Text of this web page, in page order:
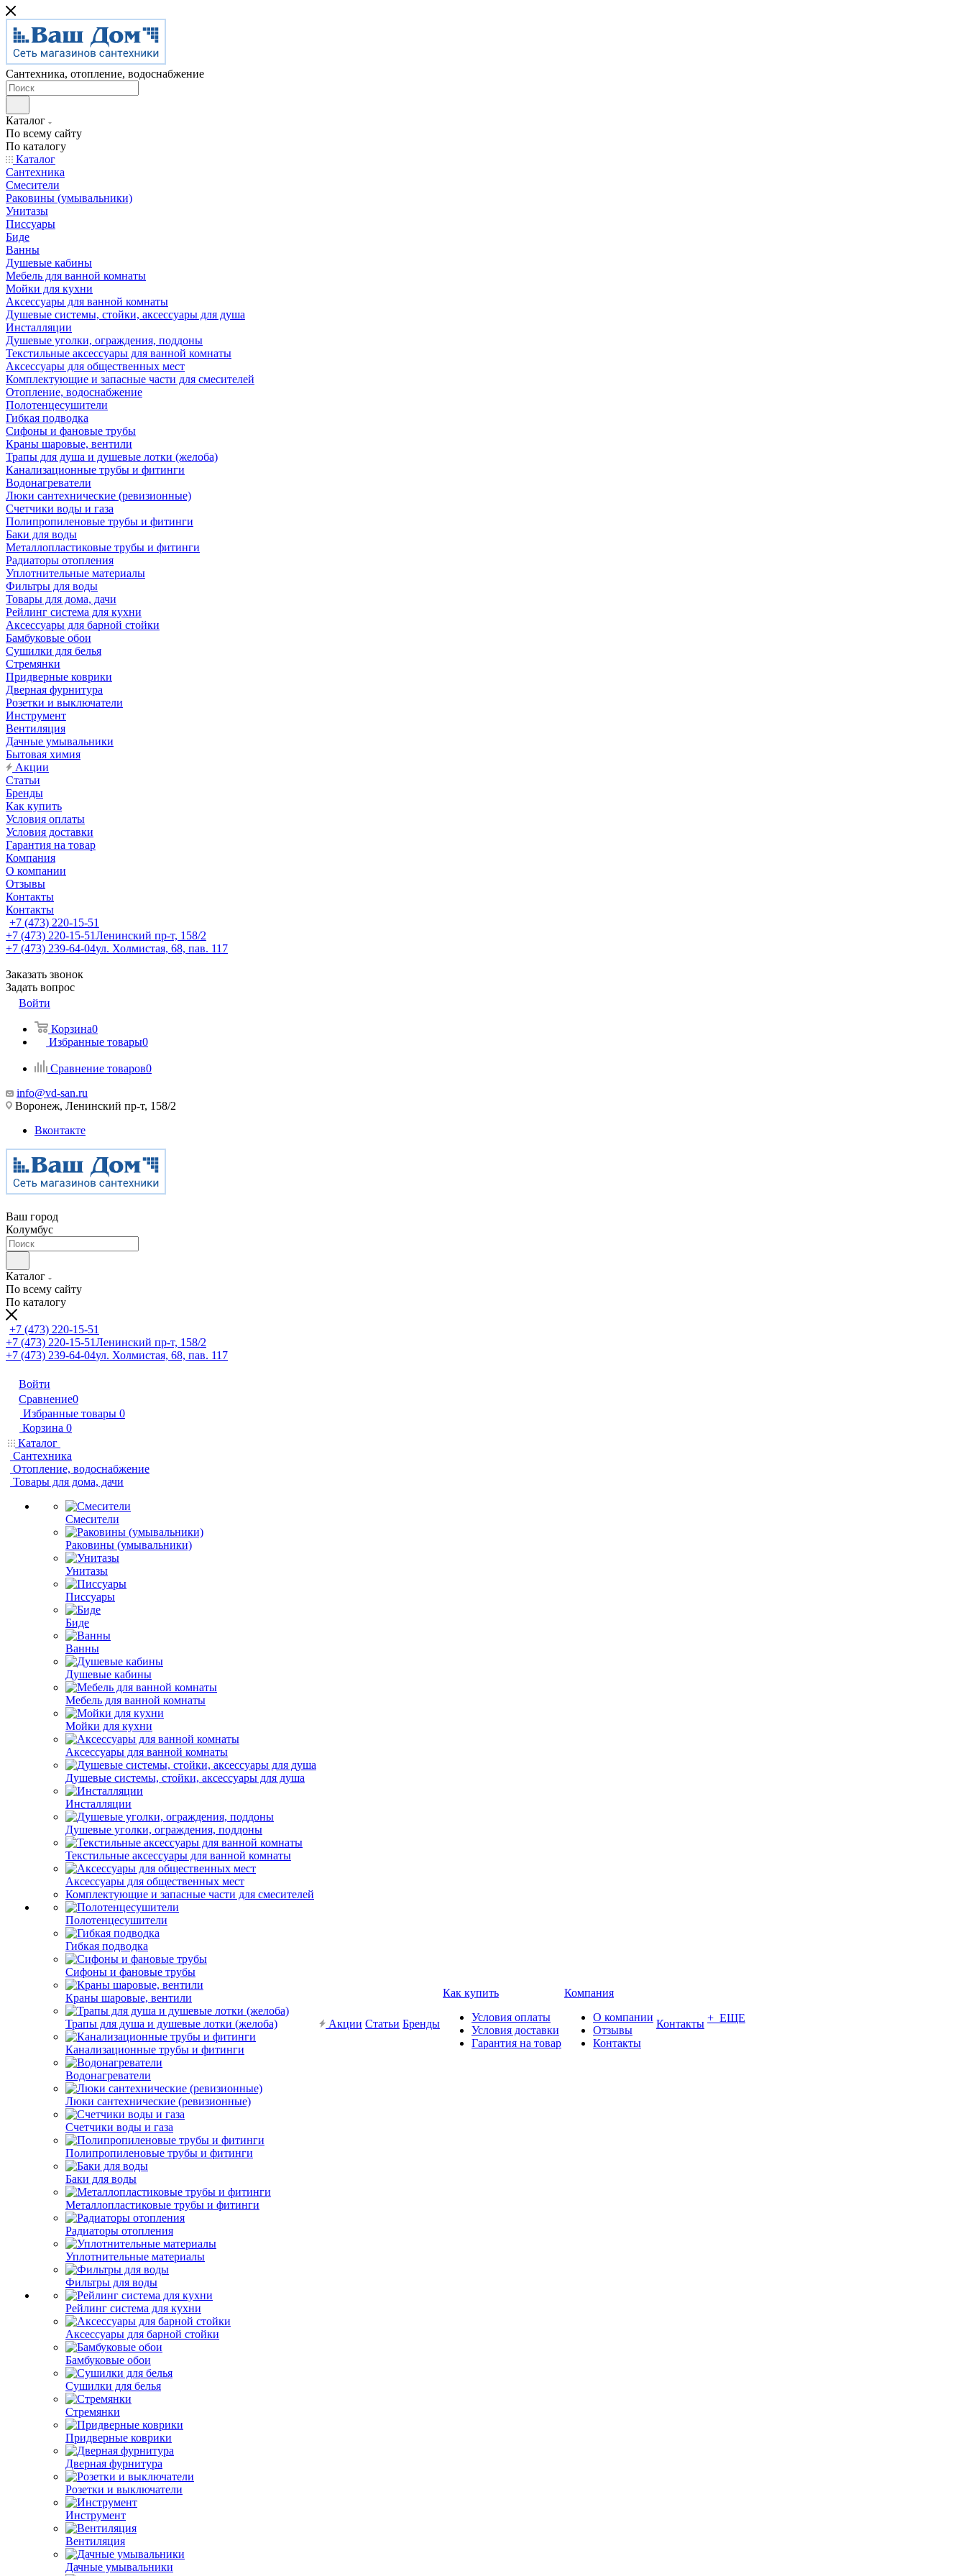
Сантехника, отопление, водоснабжение
Каталог
По всему сайту
По каталогу
Каталог
Сантехника
Смесители
Раковины (умывальники)
Унитазы
Писсуары
Биде
Ванны
Душевые кабины
Мебель для ванной комнаты
Мойки для кухни
Аксессуары для ванной комнаты
Душевые системы, стойки, аксессуары для душа
Инсталляции
Душевые уголки, ограждения, поддоны
Текстильные аксессуары для ванной комнаты
Аксессуары для общественных мест
Комплектующие и запасные части для смесителей
Отопление, водоснабжение
Полотенцесушители
Гибкая подводка
Сифоны и фановые трубы
Краны шаровые, вентили
Трапы для душа и душевые лотки (желоба)
Канализационные трубы и фитинги
Водонагреватели
Люки сантехнические (ревизионные)
Счетчики воды и газа
Полипропиленовые трубы и фитинги
Баки для воды
Металлопластиковые трубы и фитинги
Радиаторы отопления
Уплотнительные материалы
Фильтры для воды
Товары для дома, дачи
Рейлинг система для кухни
Аксессуары для барной стойки
Бамбуковые обои
Сушилки для белья
Стремянки
Придверные коврики
Дверная фурнитура
Розетки и выключатели
Инструмент
Вентиляция
Дачные умывальники
Бытовая химия
Акции
Статьи
Бренды
Как купить
Условия оплаты
Условия доставки
Гарантия на товар
Компания
О компании
Отзывы
Контакты
Контакты
+7 (473) 220-15-51
+7 (473) 220-15-51Ленинский пр-т, 158/2
+7 (473) 239-64-04ул. Холмистая, 68, пав. 117
Заказать звонок
Задать вопрос
Войти
Корзина0
Избранные товары0
Сравнение товаров0
info@vd-san.ru
Воронеж, Ленинский пр-т, 158/2
Вконтакте
Ваш город
Колумбус
Каталог
По всему сайту
По каталогу
+7 (473) 220-15-51
+7 (473) 220-15-51Ленинский пр-т, 158/2
+7 (473) 239-64-04ул. Холмистая, 68, пав. 117
Войти
Сравнение0
Избранные товары 0
Корзина 0
Каталог
Сантехника
Отопление, водоснабжение
Товары для дома, дачи
Смесители
Раковины (умывальники)
Унитазы
Писсуары
Биде
Ванны
Душевые кабины
Мебель для ванной комнаты
Мойки для кухни
Аксессуары для ванной комнаты
Душевые системы, стойки, аксессуары для душа
Инсталляции
Душевые уголки, ограждения, поддоны
Текстильные аксессуары для ванной комнаты
Аксессуары для общественных мест
Комплектующие и запасные части для смесителей
Полотенцесушители
Гибкая подводка
Сифоны и фановые трубы
Краны шаровые, вентили
Трапы для душа и душевые лотки (желоба)
Канализационные трубы и фитинги
Водонагреватели
Люки сантехнические (ревизионные)
Счетчики воды и газа
Полипропиленовые трубы и фитинги
Баки для воды
Металлопластиковые трубы и фитинги
Радиаторы отопления
Уплотнительные материалы
Фильтры для воды
Рейлинг система для кухни
Аксессуары для барной стойки
Бамбуковые обои
Сушилки для белья
Стремянки
Придверные коврики
Дверная фурнитура
Розетки и выключатели
Инструмент
Вентиляция
Дачные умывальники
Акции Статьи Бренды
Как купить
Условия оплаты
Условия доставки
Гарантия на товар
Компания
О компании
Отзывы
Контакты
Контакты + ЕЩЕ